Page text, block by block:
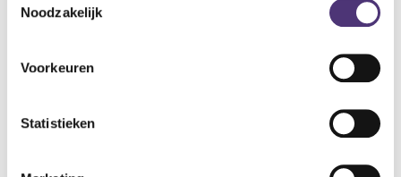
Noodzakelijk
Voorkeuren
Statistieken
Een tegemoetkoming aanvragen
Aan winkelmandje toevoegen